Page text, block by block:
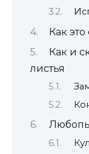
Как это
Как и
листья